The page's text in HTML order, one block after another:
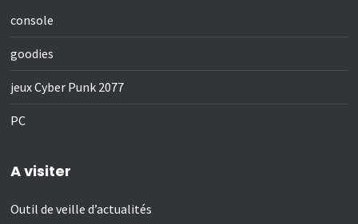
console
goodies
jeux Cyber Punk 2077
PC
A visiter
Outil de veille d’actualités